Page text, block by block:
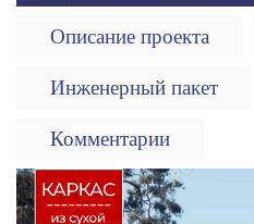
Описание проекта
Инженерный пакет
Комментарии